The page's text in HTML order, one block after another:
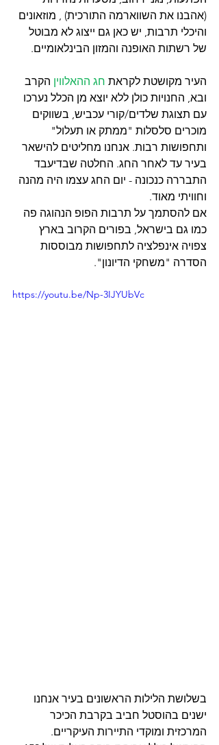
(אהבנו את השווארמה התורכית) , מוזאונים
והיכלי תרבות, יש כאן גם ייצוג לא מבוטל
של רשתות האופנה והמזון הבינלאומיים.
העיר מקושטת לקראת חג ההאלווין הקרב
ובא, החנויות כולן ללא יוצא מן הכלל נערכו
עם תצוגת שלדים/קורי עכביש, בשווקים
מוכרים סלסלות "ממתק או תעלול"
ותחפושות רבות. אנחנו מחליטים להישאר
בעיר עד לאחר החג. החלטה שבדיעבד
התבררה כנכונה - יום החג עצמו היה מהנה
וחוויתי מאוד.
אם להסתמך על תרבות הפופ הנהוגה פה
כמו גם בישראל, בפורים הקרוב בארץ
צפויה אינפלציה לתחפושות מבוססות
הסדרה "משחקי הדיונון".
https://youtu.be/Np-3IJYUbVc
בשלושת הלילות הראשונים בעיר אנחנו
ישנים בהוסטל חביב בקרבת הכיכר
המרכזית ומוקדי התיירות העיקריים.